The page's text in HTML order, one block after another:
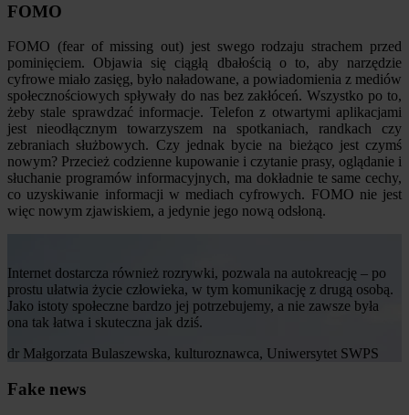
FOMO
FOMO (fear of missing out) jest swego rodzaju strachem przed
pominięciem. Objawia się ciągłą dbałością o to, aby narzędzie
cyfrowe miało zasięg, było naładowane, a powiadomienia z mediów
społecznościowych spływały do nas bez zakłóceń. Wszystko po to,
żeby stale sprawdzać informacje. Telefon z otwartymi aplikacjami
jest nieodłącznym towarzyszem na spotkaniach, randkach czy
zebraniach służbowych. Czy jednak bycie na bieżąco jest czymś
nowym? Przecież codzienne kupowanie i czytanie prasy, oglądanie i
słuchanie programów informacyjnych, ma dokładnie te same cechy,
co uzyskiwanie informacji w mediach cyfrowych. FOMO nie jest
więc nowym zjawiskiem, a jedynie jego nową odsłoną.
Internet dostarcza również rozrywki, pozwala na autokreację – po
prostu ułatwia życie człowieka, w tym komunikację z drugą osobą.
Jako istoty społeczne bardzo jej potrzebujemy, a nie zawsze była
ona tak łatwa i skuteczna jak dziś.
dr Małgorzata Bulaszewska, kulturoznawca, Uniwersytet SWPS
Fake news